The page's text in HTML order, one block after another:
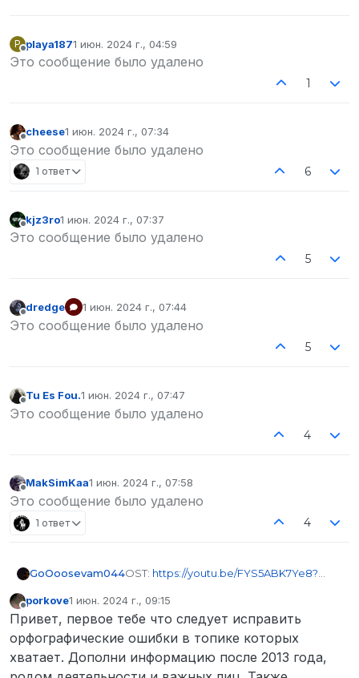
P
Не в сети
playa1871 июн. 2024 г., 04:59
отредактировано
Это сообщение было удалено
1
Не в сети
cheese1 июн. 2024 г., 07:34
отредактировано
Это сообщение было удалено
1 ответ 6
Не в сети
kjz3ro1 июн. 2024 г., 07:37
отредактировано
Это сообщение было удалено
5
Не в сети
dredge 1 июн. 2024 г., 07:44
отредактировано
Это сообщение было удалено
5
Не в сети
Tu Es Fou.1 июн. 2024 г., 07:47
отредактировано
Это сообщение было удалено
4
Не в сети
MakSimKaa1 июн. 2024 г., 07:58
отредактировано
Это сообщение было удалено
1 ответ 4
GoOoosevam044OST: https://youtu.be/FYS5ABK7Ye8?
В 70-х годах начался упадок экономики
штата Детройт. Упадоку экономики
послужило провальная интеграция
автомобильной промышленности.
Автомобильным компаниям не удалось
В следствие этого стала расти
преступность в индустриальных
районах Ривер-Грайта.
В ночь люди, которые были на улицах
porkove1 июн. 2024 г., 09:15
отредактировано
Привет, первое тебе что следует исправить
орфографические ошибки в топике которых
хватает. Дополни информацию после 2013 года,